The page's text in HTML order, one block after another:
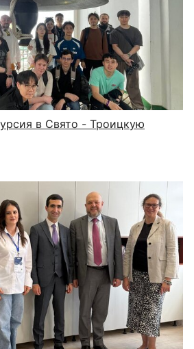
в Свято - Троицкую